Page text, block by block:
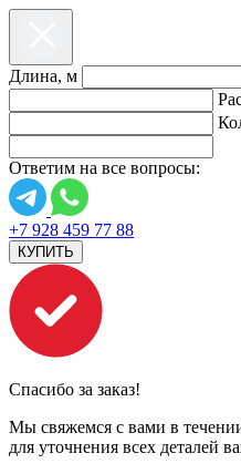
Длина, м
Ответим на все вопросы:
+7 928 459 77 88
КУПИТЬ
Спасибо за заказ!
Мы свяжемся с вами в
для уточнения всех деталей